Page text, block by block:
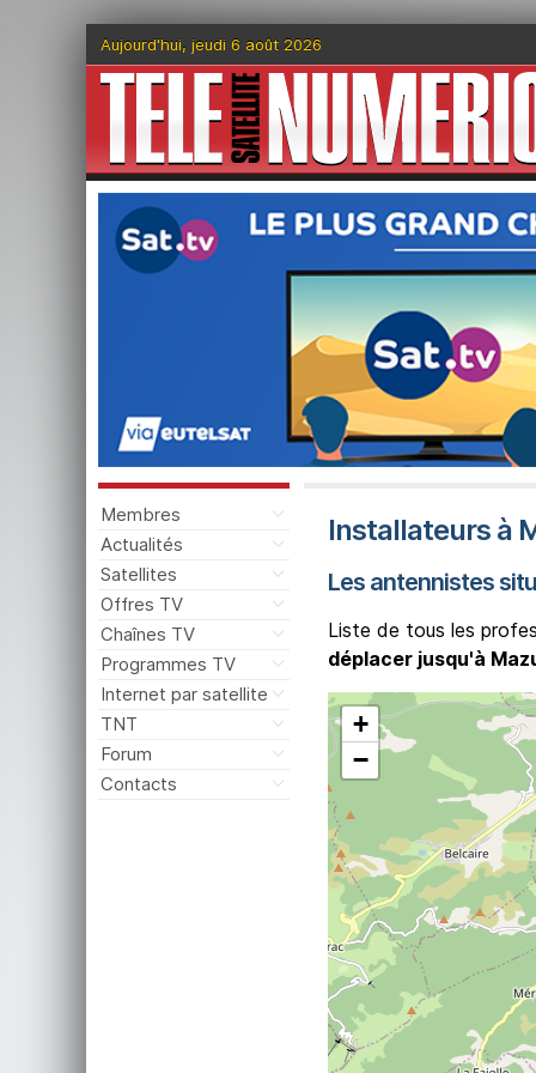
Aujourd'hui, jeudi 6 août 2026
Membres
Actualités
Satellites
Offres TV
Chaînes TV
Programmes TV
Internet par satellite
TNT
Forum
Contacts
Installateurs à
Les antennistes
Liste de tous les
déplacer jusqu'à
+
−